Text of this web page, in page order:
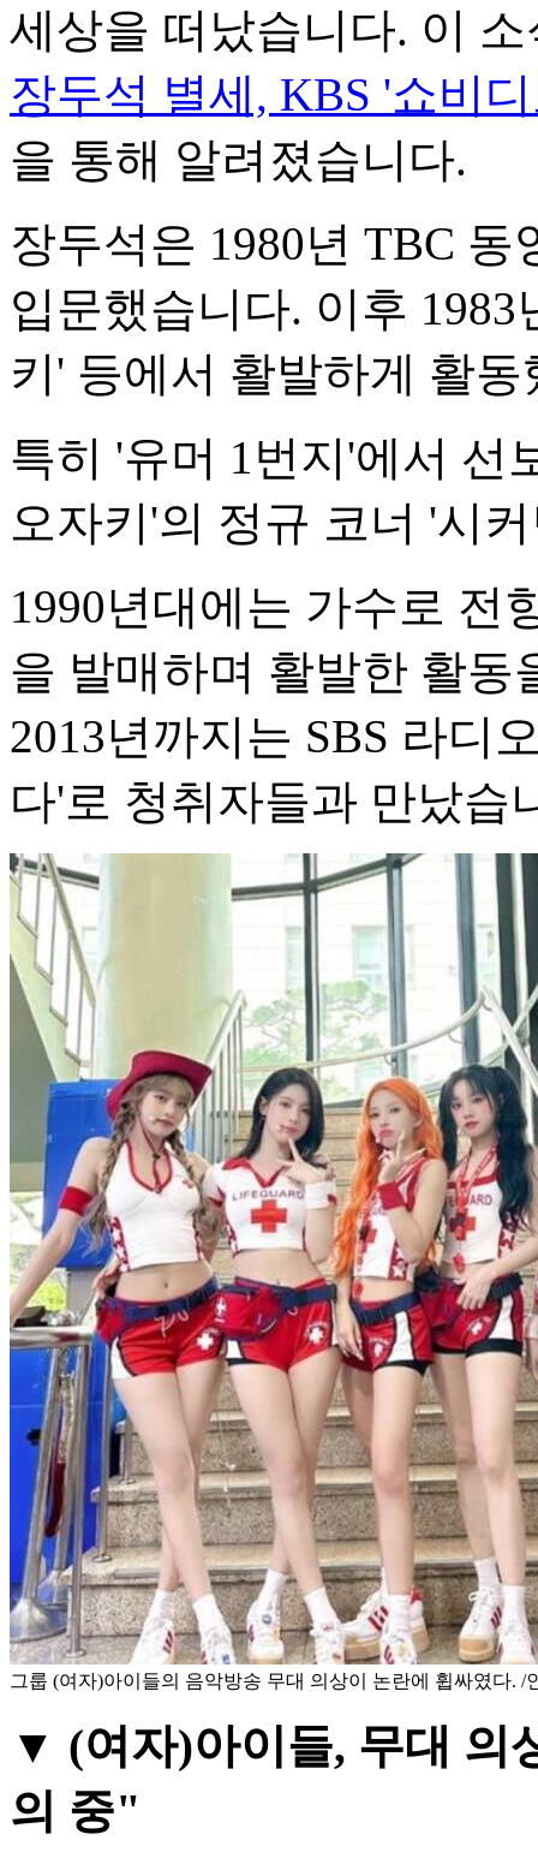
세상을 떠났습니다. 이
장두석 별세, KBS '쇼비
을 통해 알려졌습니다.
장두석은 1980년 TBC
입문했습니다. 이후
키' 등에서 활발하게 활동
특히 '유머 1번지'에서 선
오자키'의 정규 코너 '시
1990년대에는 가수로 전
을 발매하며 활발한 활동
2013년까지는 SBS 라디
다'로 청취자들과 만났습
그룹 (여자)아이들의 음악방송 무대 의상이 논란에 휩싸였다. /
▼ (여자)아이들, 무대
의 중"